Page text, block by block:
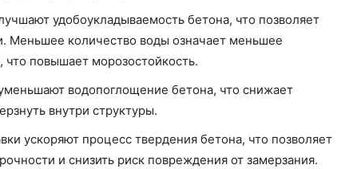
удобоукладываемость бетона, что позволяет
Меньшее количество воды означает меньшее
что повышает морозостойкость.
водопоглощение бетона, что снижает
внутри структуры.
ускоряют процесс твердения бетона, что позволяет
и снизить риск повреждения от замерзания.